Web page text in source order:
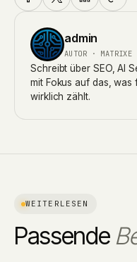
admin
AUTOR · MATRIXE
Schreibt über SEO, AI
mit Fokus auf das, was
wirklich zählt.
WEITERLESEN
Passende